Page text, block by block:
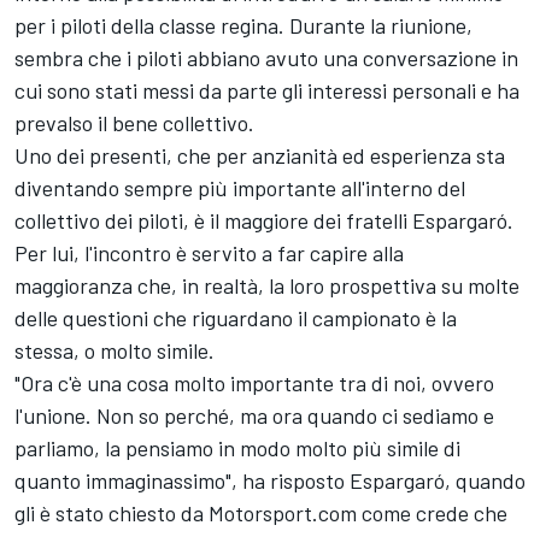
per i piloti della classe regina. Durante la riunione,
sembra che i piloti abbiano avuto una conversazione in
cui sono stati messi da parte gli interessi personali e ha
prevalso il bene collettivo.
Uno dei presenti, che per anzianità ed esperienza sta
diventando sempre più importante all'interno del
collettivo dei piloti, è il maggiore dei fratelli Espargaró.
Per lui, l'incontro è servito a far capire alla
maggioranza che, in realtà, la loro prospettiva su molte
delle questioni che riguardano il campionato è la
stessa, o molto simile.
"Ora c'è una cosa molto importante tra di noi, ovvero
l'unione. Non so perché, ma ora quando ci sediamo e
parliamo, la pensiamo in modo molto più simile di
quanto immaginassimo", ha risposto Espargaró, quando
gli è stato chiesto da Motorsport.com come crede che